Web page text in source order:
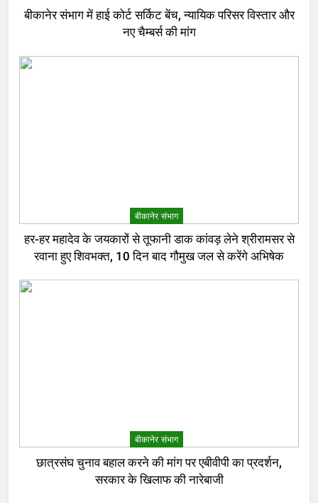
बीकानेर संभाग में हाई कोर्ट सर्किट बेंच, न्यायिक परिसर विस्तार और
नए चैम्बर्स की मांग
बीकानेर संभाग
हर-हर महादेव के जयकारों से तूफानी डाक कांवड़ लेने श्रीरामसर से
रवाना हुए शिवभक्त, 10 दिन बाद गौमुख जल से करेंगे अभिषेक
बीकानेर संभाग
छात्रसंघ चुनाव बहाल करने की मांग पर एबीवीपी का प्रदर्शन,
सरकार के खिलाफ की नारेबाजी